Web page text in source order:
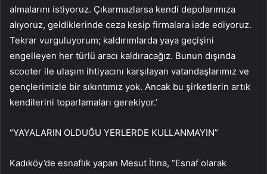
almalarını istiyoruz. Çıkarmazlarsa kendi depolarımıza
alıyoruz, geldiklerinde ceza kesip firmalara iade ediyoruz.
Tekrar vurguluyorum; kaldırımlarda yaya geçişini
engelleyen her türlü aracı kaldıracağız. Bunun dışında
scooter ile ulaşım ihtiyacını karşılayan vatandaşlarımız ve
gençlerimizle bir sıkıntımız yok. Ancak bu şirketlerin artık
kendilerini toparlamaları gerekiyor.’
“YAYALARIN OLDUĞU YERLERDE KULLANMAYIN”
Kadıköy’de esnaflık yapan Mesut İtina, “Esnaf olarak